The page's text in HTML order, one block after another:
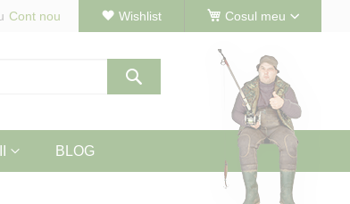
Cosul meu
Wishlist
Cont nou
BLOG